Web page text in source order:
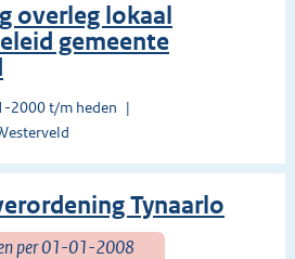
overleg lokaal
gemeente
2000 t/m heden
Tynaarlo
per 01-01-2008